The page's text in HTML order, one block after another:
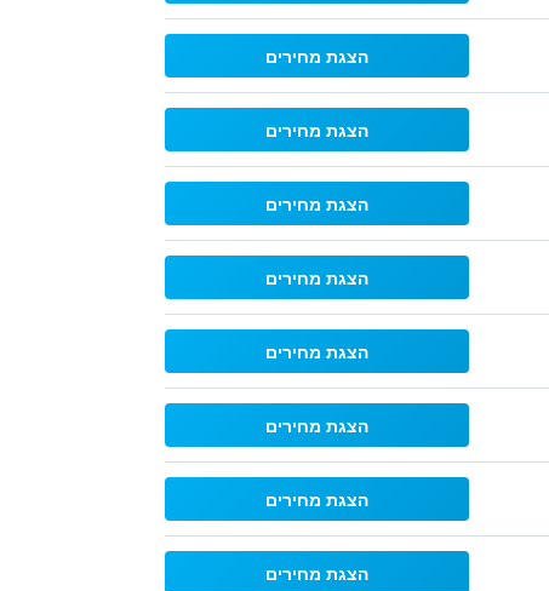
הצגת מחירים
הצגת מחירים
הצגת מחירים
הצגת מחירים
הצגת מחירים
הצגת מחירים
הצגת מחירים
הצגת מחירים